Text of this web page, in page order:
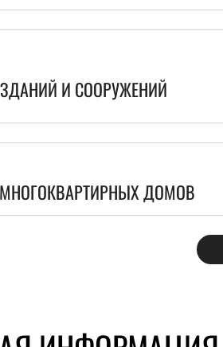
И СООРУЖЕНИЙ
ДОМОВ